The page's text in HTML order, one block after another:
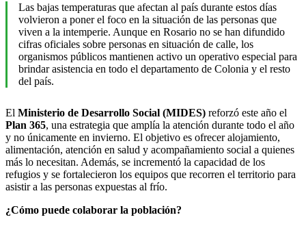
Las bajas temperaturas que afectan al país durante estos días
volvieron a poner el foco en la situación de las personas que
viven a la intemperie. Aunque en Rosario no se han difundido
cifras oficiales sobre personas en situación de calle, los
organismos públicos mantienen activo un operativo especial para
brindar asistencia en todo el departamento de Colonia y el resto
del país.
El Ministerio de Desarrollo Social (MIDES) reforzó este año el
Plan 365, una estrategia que amplía la atención durante todo el año
y no únicamente en invierno. El objetivo es ofrecer alojamiento,
alimentación, atención en salud y acompañamiento social a quienes
más lo necesitan. Además, se incrementó la capacidad de los
refugios y se fortalecieron los equipos que recorren el territorio para
asistir a las personas expuestas al frío.
¿Cómo puede colaborar la población?